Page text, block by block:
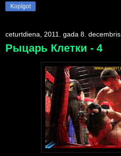
Kopīgot
ceturtdiena, 2011. gada 8. decembris
Рыцарь Клетки - 4